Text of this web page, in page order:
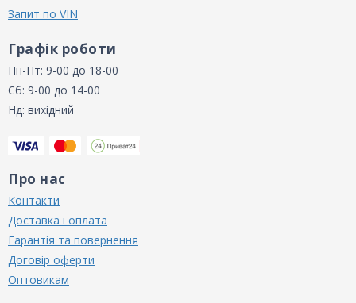
Запит по VIN
Графік роботи
Пн-Пт: 9-00 до 18-00
Сб: 9-00 до 14-00
Нд: вихідний
Про нас
Контакти
Доставка і оплата
Гарантія та повернення
Договір оферти
Оптовикам